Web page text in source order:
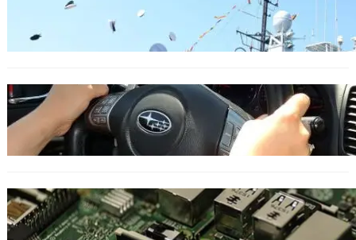
Варна посрещна новите офицери на ВМС
ОБЩЕСТВО
Възможни ограничения за Waze в Европа
след решение на Съда на ЕС
ИКОНОМИКА
Кои българи се осигуряват на новия таван
от 2300 евро